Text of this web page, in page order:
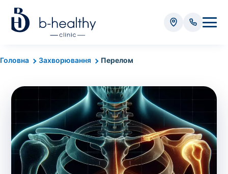
Головна Захворювання Перелом
Аналізи
Вартість забору крові - 50 грн
Вартість забору біоматеріалу (крім крові) - від
35 грн
Всього: 0 грн